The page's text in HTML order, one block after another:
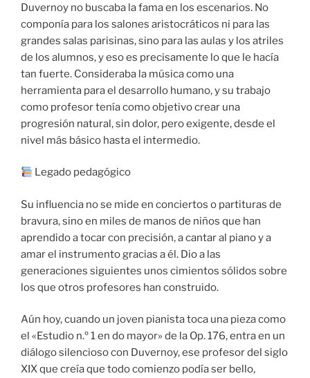
Duvernoy no buscaba la fama en los escenarios. No
componía para los salones aristocráticos ni para las
grandes salas parisinas, sino para las aulas y los atriles
de los alumnos, y eso es precisamente lo que le hacía
tan fuerte. Consideraba la música como una
herramienta para el desarrollo humano, y su trabajo
como profesor tenía como objetivo crear una
progresión natural, sin dolor, pero exigente, desde el
nivel más básico hasta el intermedio.
Legado pedagógico
Su influencia no se mide en conciertos o partituras de
bravura, sino en miles de manos de niños que han
aprendido a tocar con precisión, a cantar al piano y a
amar el instrumento gracias a él. Dio a las
generaciones siguientes unos cimientos sólidos sobre
los que otros profesores han construido.
Aún hoy, cuando un joven pianista toca una pieza como
el «Estudio n.º 1 en do mayor» de la Op. 176, entra en un
diálogo silencioso con Duvernoy, ese profesor del siglo
XIX que creía que todo comienzo podía ser bello,